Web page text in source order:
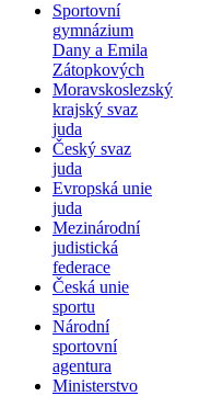
Sportovní
gymnázium
Dany a Emila
Zátopkových
Moravskoslezský
krajský svaz
juda
Český svaz
juda
Evropská unie
juda
Mezinárodní
judistická
federace
Česká unie
sportu
Národní
sportovní
agentura
Ministerstvo